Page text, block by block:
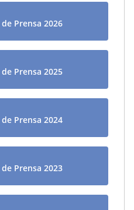
Prensa 2026
Prensa 2025
Prensa 2024
Prensa 2023